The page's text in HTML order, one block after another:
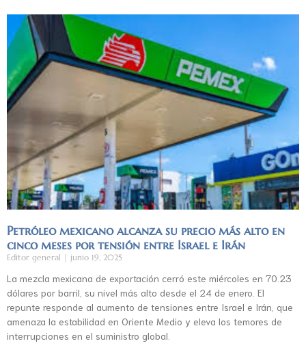
Petróleo mexicano alcanza su precio más alto en
cinco meses por tensión entre Israel e Irán
Editor general junio 19, 2025
La mezcla mexicana de exportación cerró este miércoles en 70.23
dólares por barril, su nivel más alto desde el 24 de enero. El
repunte responde al aumento de tensiones entre Israel e Irán, que
amenaza la estabilidad en Oriente Medio y eleva los temores de
interrupciones en el suministro global.